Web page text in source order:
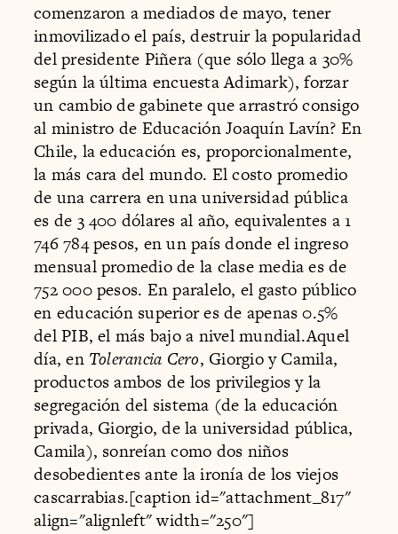
comenzaron a mediados de mayo, tener
inmovilizado el país, destruir la popularidad
del presidente Piñera (que sólo llega a 30%
según la última encuesta Adimark), forzar
un cambio de gabinete que arrastró consigo
al ministro de Educación Joaquín Lavín? En
Chile, la educación es, proporcionalmente,
la más cara del mundo. El costo promedio
de una carrera en una universidad pública
es de 3 400 dólares al año, equivalentes a 1
746 784 pesos, en un país donde el ingreso
mensual promedio de la clase media es de
752 000 pesos. En paralelo, el gasto público
en educación superior es de apenas 0.5%
del PIB, el más bajo a nivel mundial.Aquel
día, en Tolerancia Cero, Giorgio y Camila,
productos ambos de los privilegios y la
segregación del sistema (de la educación
privada, Giorgio, de la universidad pública,
Camila), sonreían como dos niños
desobedientes ante la ironía de los viejos
cascarrabias.[caption id="attachment_817"
align="alignleft" width="250"]